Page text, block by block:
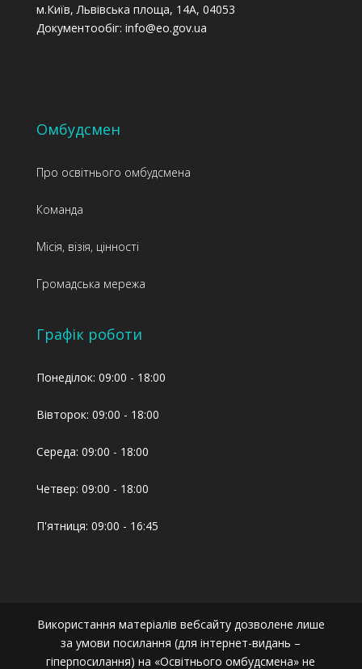
м.Київ, Львівська площа, 14А, 04053
Документообіг: info@eo.gov.ua
Омбудсмен
Про освітнього омбудсмена
Команда
Місія, візія, цінності
Громадська мережа
Графік роботи
Понеділок: 09:00 - 18:00
Вівторок: 09:00 - 18:00
Середа: 09:00 - 18:00
Четвер: 09:00 - 18:00
П'ятниця: 09:00 - 16:45
Використання матеріалів вебсайту дозволене лише
за умови посилання (для інтернет-видань –
гіперпосилання) на «Освітнього омбудсмена» не